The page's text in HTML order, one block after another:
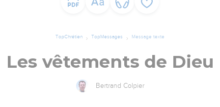
TopChrétien TopMessages Message texte
Les vêtements de Dieu
Bertrand Colpier